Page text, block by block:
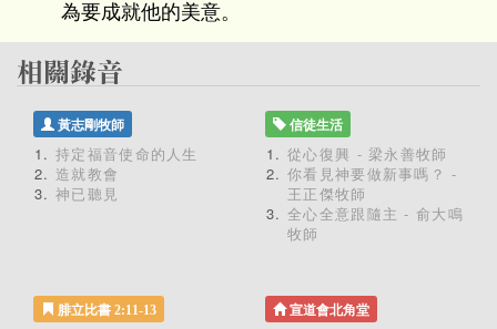
為要成就他的美意。
黃志剛牧師
持定福音使命的人生
造就教會
神已聽見
信徒生活
從心復興 - 梁永善牧師
你看見神要做新事嗎？ -
王正傑牧師
全心全意跟隨主 - 俞大鳴
牧師
腓立比書 2:11-13 宣道會北角堂